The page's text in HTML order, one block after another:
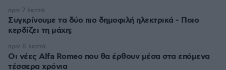
Συγκρίνουμε τα δύο πιο δημοφιλή ηλεκτρικά - Ποιο
κερδίζει τη μάχη;
πριν 7 λεπτά
Οι νέες Alfa Romeo που θα έρθουν μέσα στα επόμενα
τέσσερα χρόνια
πριν 8 λεπτά